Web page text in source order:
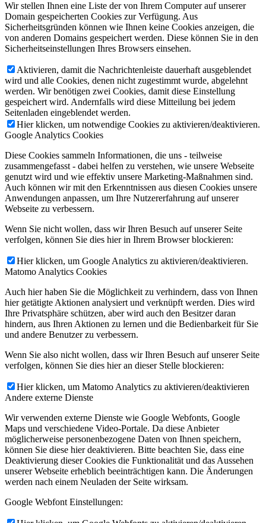
Wir stellen Ihnen eine Liste der von Ihrem Computer auf unserer
Domain gespeicherten Cookies zur Verfügung. Aus
Sicherheitsgründen können wie Ihnen keine Cookies anzeigen, die
von anderen Domains gespeichert werden. Diese können Sie in den
Sicherheitseinstellungen Ihres Browsers einsehen.
Aktivieren, damit die Nachrichtenleiste dauerhaft ausgeblendet
wird und alle Cookies, denen nicht zugestimmt wurde, abgelehnt
werden. Wir benötigen zwei Cookies, damit diese Einstellung
gespeichert wird. Andernfalls wird diese Mitteilung bei jedem
Seitenladen eingeblendet werden.
Hier klicken, um notwendige Cookies zu aktivieren/deaktivieren.
Google Analytics Cookies
Diese Cookies sammeln Informationen, die uns - teilweise
zusammengefasst - dabei helfen zu verstehen, wie unsere Webseite
genutzt wird und wie effektiv unsere Marketing-Maßnahmen sind.
Auch können wir mit den Erkenntnissen aus diesen Cookies unsere
Anwendungen anpassen, um Ihre Nutzererfahrung auf unserer
Webseite zu verbessern.
Wenn Sie nicht wollen, dass wir Ihren Besuch auf unserer Seite
verfolgen, können Sie dies hier in Ihrem Browser blockieren:
Hier klicken, um Google Analytics zu aktivieren/deaktivieren.
Matomo Analytics Cookies
Auch hier haben Sie die Möglichkeit zu verhindern, dass von Ihnen
hier getätigte Aktionen analysiert und verknüpft werden. Dies wird
Ihre Privatsphäre schützen, aber wird auch den Besitzer daran
hindern, aus Ihren Aktionen zu lernen und die Bedienbarkeit für Sie
und andere Benutzer zu verbessern.
Wenn Sie also nicht wollen, dass wir Ihren Besuch auf unserer Seite
verfolgen, können Sie dies hier an dieser Stelle blockieren:
Hier klicken, um Matomo Analytics zu aktivieren/deaktivieren
Andere externe Dienste
Wir verwenden externe Dienste wie Google Webfonts, Google
Maps und verschiedene Video-Portale. Da diese Anbieter
möglicherweise personenbezogene Daten von Ihnen speichern,
können Sie diese hier deaktivieren. Bitte beachten Sie, dass eine
Deaktivierung dieser Cookies die Funktionalität und das Aussehen
unserer Webseite erheblich beeinträchtigen kann. Die Änderungen
werden nach einem Neuladen der Seite wirksam.
Google Webfont Einstellungen: